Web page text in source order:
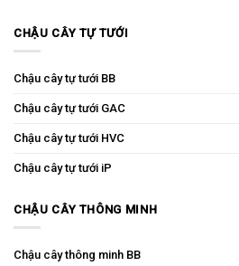
CHẬU CÂY TỰ TƯỚI
Chậu cây tự tưới BB
Chậu cây tự tưới GAC
Chậu cây tự tưới HVC
Chậu cây tự tưới iP
CHẬU CÂY THÔNG MINH
Chậu cây thông minh BB